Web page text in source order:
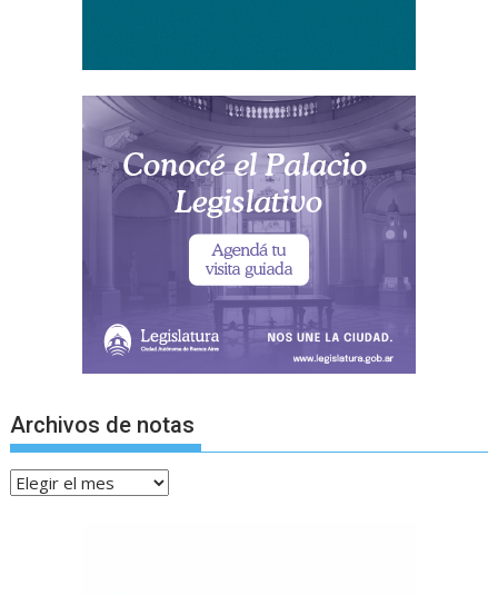
Archivos de notas
Archivos